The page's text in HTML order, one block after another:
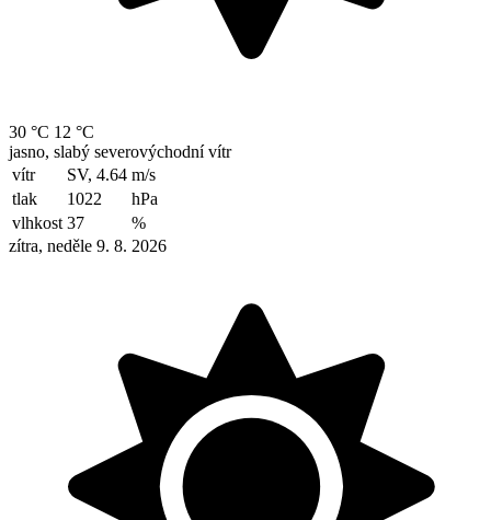
30 °C 12 °C
jasno, slabý severovýchodní vítr
vítr
SV, 4.64 m/s
tlak
1022
hPa
vlhkost 37
%
zítra, neděle 9. 8. 2026